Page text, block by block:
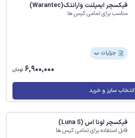
فیکسچر ایمپلنت وارانتک(Warantec)
مناسب برای تمامی کیس ها
جزئیات ❯
6,900,000 تومان
انتخاب سایز و خرید
فیکسچر لونا اس (Luna S)
قابل استفاده برای تمامی کیس ها